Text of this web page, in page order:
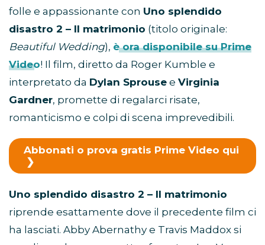
folle e appassionante con Uno splendido
disastro 2 – Il matrimonio (titolo originale:
Beautiful Wedding), è ora disponibile su Prime
Video! Il film, diretto da Roger Kumble e
interpretato da Dylan Sprouse e Virginia
Gardner, promette di regalarci risate,
romanticismo e colpi di scena imprevedibili.
Abbonati o prova gratis Prime Video qui
Uno splendido disastro 2 – Il matrimonio
riprende esattamente dove il precedente film ci
ha lasciati. Abby Abernathy e Travis Maddox si